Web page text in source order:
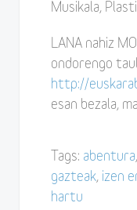
Musikala,
LANA nahiz
ondorengo
http://
esan bezala,
Tags: abentura,
gazteak, izen
hartu